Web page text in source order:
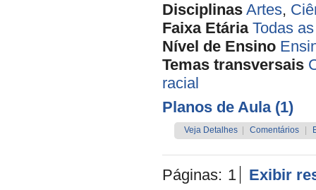
Disciplinas Artes,
Faixa Etária Todas
Nível de Ensino
Temas transversais
racial
Planos de Aula (1)
Veja Detalhes Comentários
Páginas: 1 Exibir